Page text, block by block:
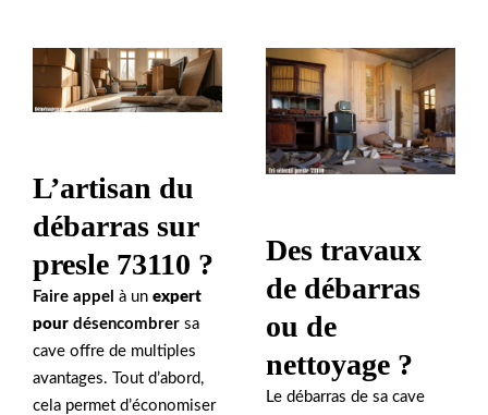
L’artisan du
débarras sur
presle 73110 ?
Faire appel à un expert
pour désencombrer sa
cave offre de multiples
avantages. Tout d’abord,
cela permet d’économiser
Des travaux
de débarras
ou de
nettoyage ?
Le débarras de sa cave